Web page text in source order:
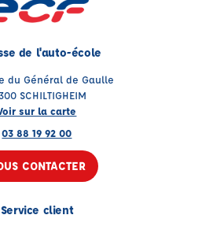
de l'auto-école
du Général de Gaulle
SCHILTIGHEIM
sur la carte
03 88 19 92 00
CONTACTER
Service client